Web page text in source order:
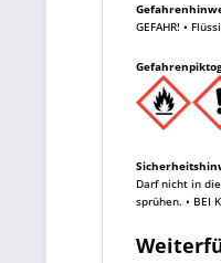
GEFAHR! •
Darf nicht in
sprühen. • BEI